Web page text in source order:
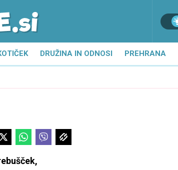
DRUŽINA IN ODNOSI PREHRANA